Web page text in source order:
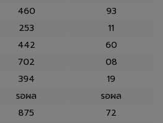
460
93
253
11
442
60
702
08
394
19
รอผล
รอผล
875
72